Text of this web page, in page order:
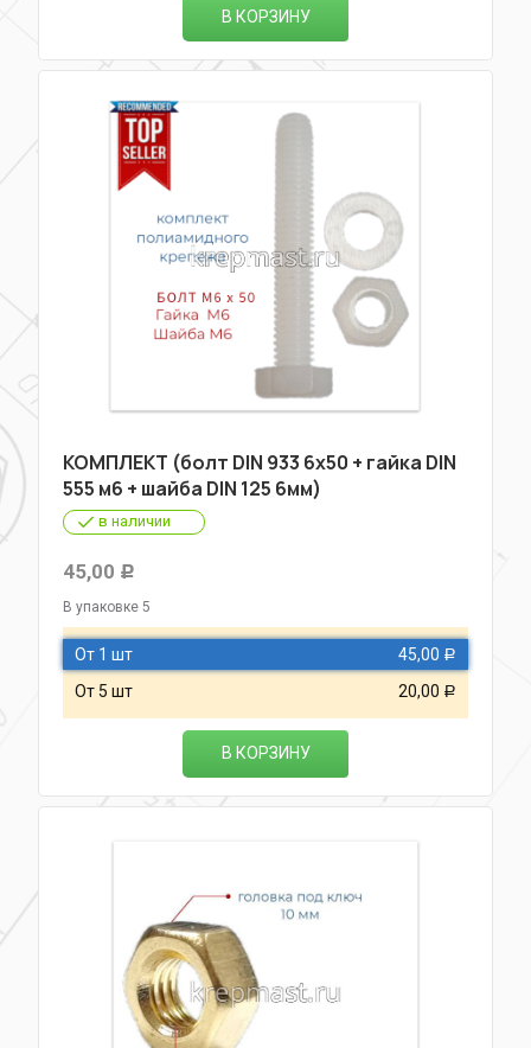
В КОРЗИНУ
КОМПЛЕКТ (болт DIN 933 6х50 + гайка DIN
555 м6 + шайба DIN 125 6мм)
в наличии
45,00 Р
В упаковке 5
От 1 шт 45,00 Р
От 5 шт 20,00 Р
В КОРЗИНУ